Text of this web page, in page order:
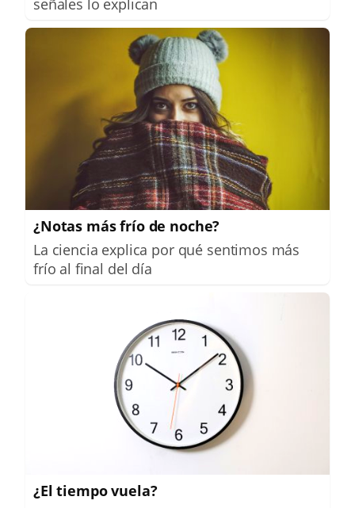
¿Notas más frío de noche?
La ciencia explica por qué sentimos más
frío al final del día
¿El tiempo vuela?